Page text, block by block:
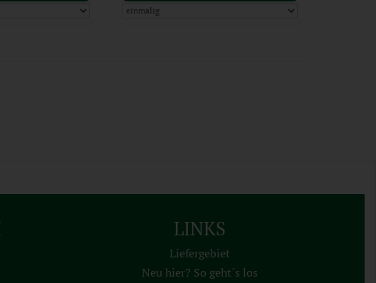
LINKS
Liefergebiet
Neu hier? So geht´s los